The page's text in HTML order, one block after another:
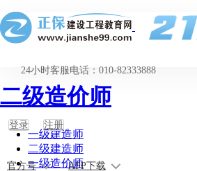
24小时客服电话：010-82333888
登录 注册
官方号 APP下载
二级造价师
一级建造师
二级建造师
一级造价师